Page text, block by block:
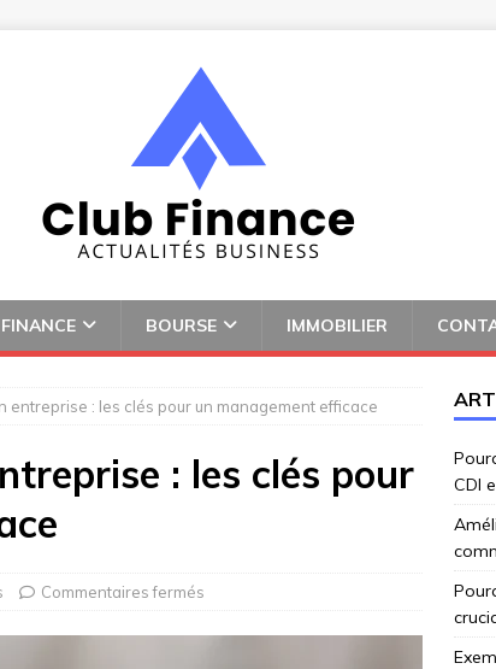
FINANCE BOURSE IMMOBILIER
entreprise : les clés pour un management efficace
: les clés pour
Commentaires fermés
CDI